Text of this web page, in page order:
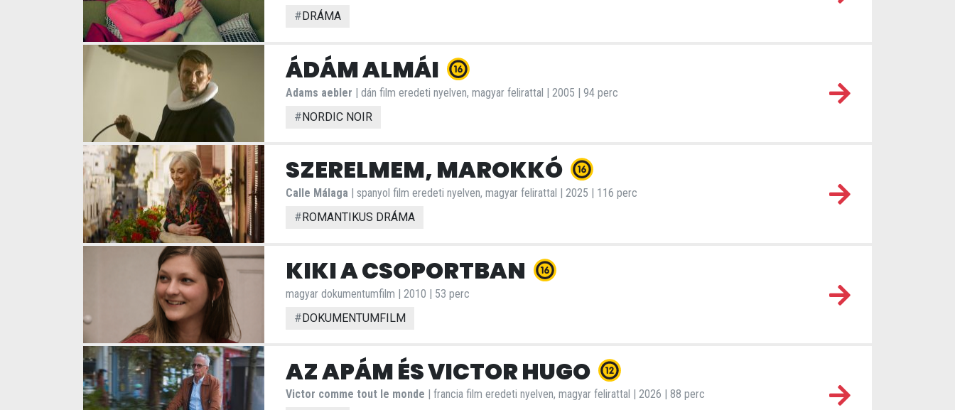
#DRÁMA
ÁDÁM ALMÁI
Adams aebler | dán film eredeti nyelven, magyar felirattal | 2005 | 94 perc
#NORDIC NOIR
SZERELMEM, MAROKKÓ
Calle Málaga | spanyol film eredeti nyelven, magyar felirattal | 2025 | 116 perc
# ROMANTIKUS DRÁMA
KIKI A CSOPORTBAN
magyar dokumentumfilm | 2010 | 53 perc
#DOKUMENTUMFILM
AZ APÁM ÉS VICTOR HUGO
Victor comme tout le monde | francia film eredeti nyelven, magyar felirattal | 2026 | 88 perc